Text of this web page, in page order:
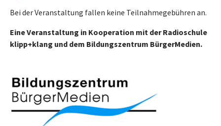
Bei der Veranstaltung fallen keine Teilnahmegebühren an.
Eine Veranstaltung in Kooperation mit der Radioschule
klipp+klang und dem Bildungszentrum BürgerMedien.